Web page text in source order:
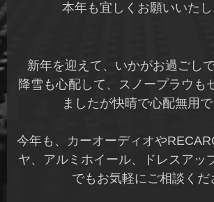
本年も宜しくお願いいた
新年を迎えて、いかがお過ごし
降雪も心配して、スノープラウも
ましたが快晴で心配無用で
今年も、カーオーディオや
ヤ、アルミホイール、ドレスアッ
でもお気軽にご相談くだ